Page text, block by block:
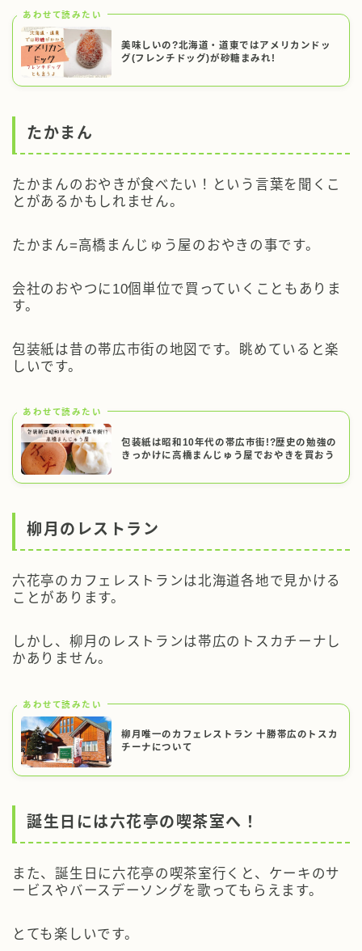
あわせて読みたい
美味しいの?北海道・道東ではアメリカンドッ
グ(フレンチドッグ)が砂糖まみれ!
たかまん
たかまんのおやきが食べたい！という言葉を聞くこ
とがあるかもしれません。
たかまん=高橋まんじゅう屋のおやきの事です。
会社のおやつに10個単位で買っていくこともありま
す。
包装紙は昔の帯広市街の地図です。眺めていると楽
しいです。
あわせて読みたい
包装紙は昭和10年代の帯広市街!?歴史の勉強の
きっかけに高橋まんじゅう屋でおやきを買おう
柳月のレストラン
六花亭のカフェレストランは北海道各地で見かける
ことがあります。
しかし、柳月のレストランは帯広のトスカチーナし
かありません。
あわせて読みたい
柳月唯一のカフェレストラン 十勝帯広のトスカ
チーナについて
誕生日には六花亭の喫茶室へ！
また、誕生日に六花亭の喫茶室行くと、ケーキのサ
ービスやバースデーソングを歌ってもらえます。
とても楽しいです。